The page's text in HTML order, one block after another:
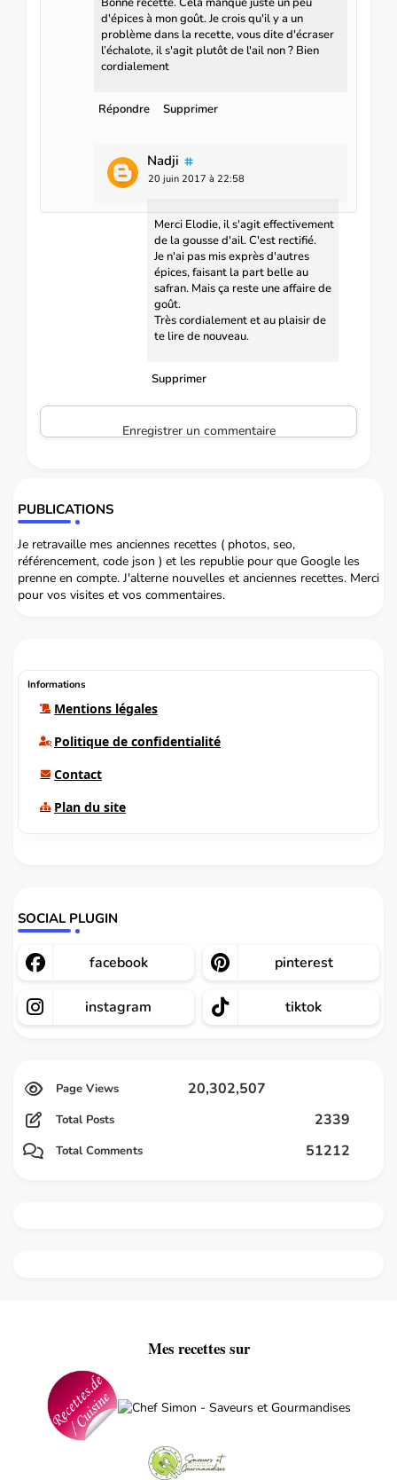
d'épices à mon goût. Je crois qu'il y a un
problème dans la recette, vous dite d'écraser
l’échalote, il s'agit plutôt de l'ail non ? Bien
cordialement
Répondre Supprimer
Nadji
20 juin 2017 à 22:58
Merci Elodie, il s'agit effectivement
de la gousse d'ail. C'est rectifié.
Je n'ai pas mis exprès d'autres
épices, faisant la part belle au
safran. Mais ça reste une affaire de
goût.
Très cordialement et au plaisir de
te lire de nouveau.
Supprimer
Enregistrer un commentaire
PUBLICATIONS
Je retravaille mes anciennes recettes ( photos, seo,
référencement, code json ) et les republie pour que Google les
prenne en compte. J'alterne nouvelles et anciennes recettes. Merci
pour vos visites et vos commentaires.
Informations
Mentions légales
Politique de confidentialité
Contact
Plan du site
SOCIAL PLUGIN
facebook pinterest
instagram tiktok
20,302,507
Total Posts 2339
Total Comments 51212
Mes recettes sur